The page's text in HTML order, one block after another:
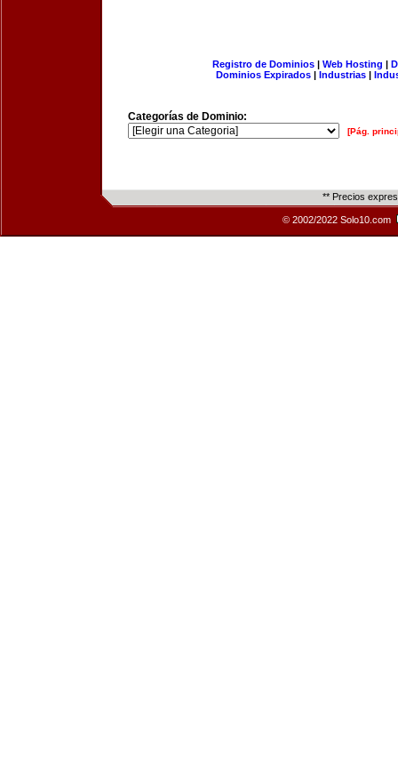
Registro de Dominios| Web Hosting |
Dominios Expirados | Industrias |
Categorías de Dominio:
[Pág.
** Precios
© 2002/2022 Solo10.com